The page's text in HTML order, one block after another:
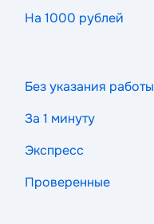
На 1000 рублей
Без указания работы
За 1 минуту
Экспресс
Проверенные